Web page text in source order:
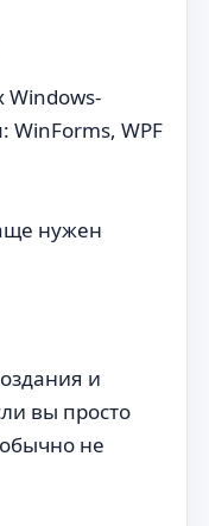
Windows-
WPF
нужен
и
вы просто
не